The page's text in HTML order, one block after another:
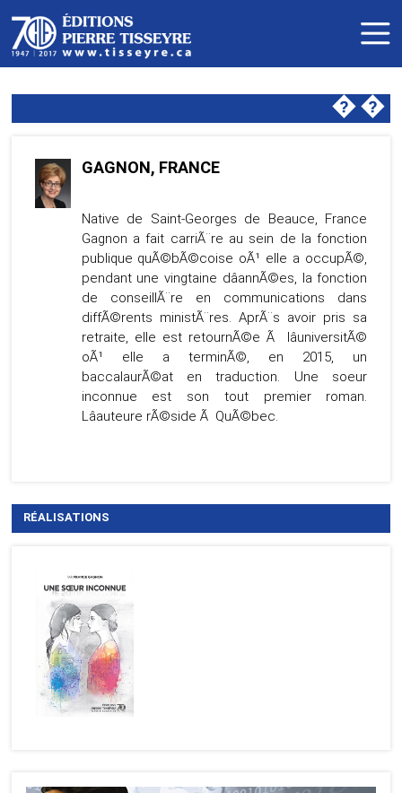
��
GAGNON, FRANCE
Native de Saint-Georges de Beauce, France
Gagnon a fait carriÃ¨re au sein de la fonction
publique quÃ©bÃ©coise oÃ¹ elle a occupÃ©,
pendant une vingtaine dâannÃ©es, la fonction
de conseillÃ¨re en communications dans
diffÃ©rents ministÃ¨res. AprÃ¨s avoir pris sa
retraite, elle est retournÃ©e Ã lâuniversitÃ©
oÃ¹ elle a terminÃ©, en 2015, un
baccalaurÃ©at en traduction. Une soeur
inconnue est son tout premier roman.
Lâauteure rÃ©side Ã QuÃ©bec.
RÉALISATIONS